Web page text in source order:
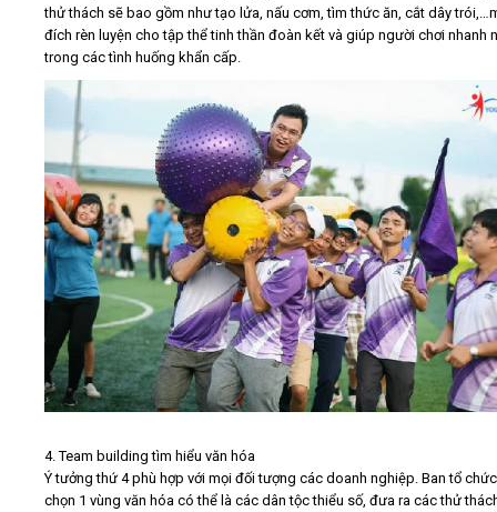
thử thách sẽ bao gồm như tạo lửa, nấu cơm, tìm thức ăn, cắt dây
đích rèn luyện cho tập thể tinh thần đoàn kết và giúp người chơi nhanh
trong các tình huống khẩn cấp.
4. Team building tìm hiểu văn hóa
Ý tưởng thứ 4 phù hợp với mọi đối tượng các doanh nghiệp. Ban tổ
chọn 1 vùng văn hóa có thể là các dân tộc thiểu số, đưa ra các thử